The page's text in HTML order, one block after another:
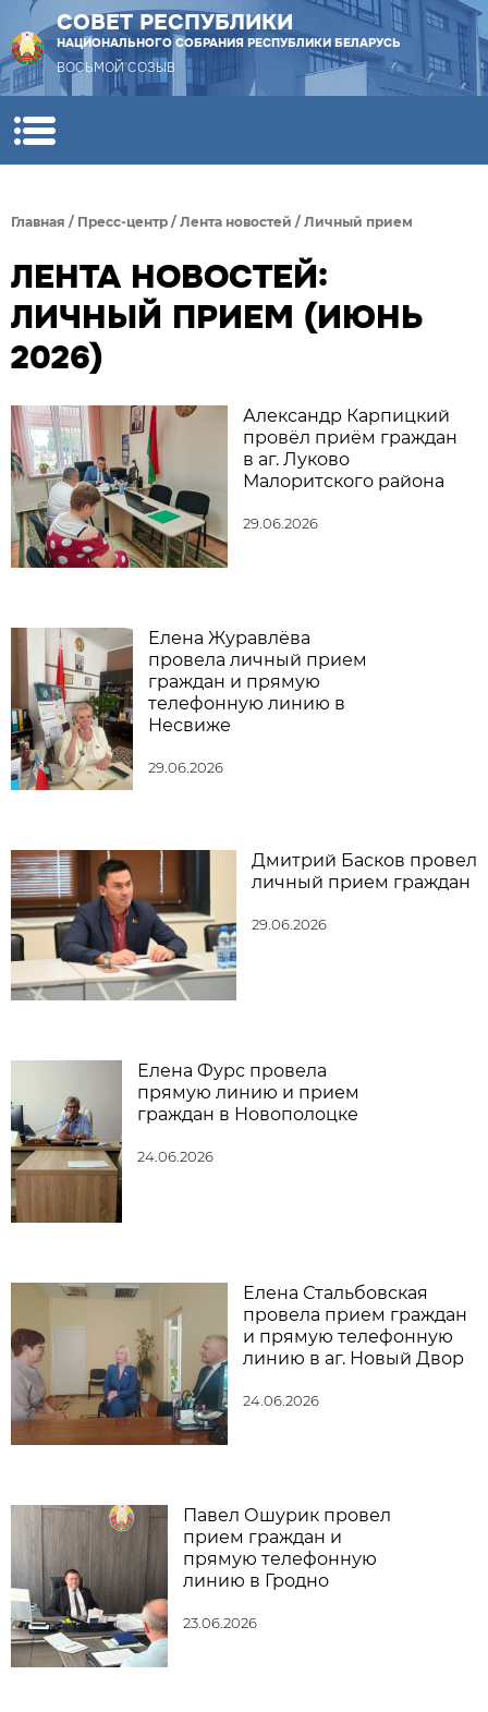
СОВЕТ РЕСПУБЛИКИ
НАЦИОНАЛЬНОГО СОБРАНИЯ РЕСПУБЛИКИ БЕЛАРУСЬ
ВОСЬМОЙ СОЗЫВ
Главная / Пресс-центр / Лента новостей / Личный прием
ЛЕНТА НОВОСТЕЙ:
ЛИЧНЫЙ ПРИЕМ (ИЮНЬ
2026)
Александр Карпицкий
провёл приём граждан
в аг. Луково
Малоритского района
29.06.2026
Елена Журавлёва
провела личный прием
граждан и прямую
телефонную линию в
Несвиже
29.06.2026
Дмитрий Басков провел
личный прием граждан
29.06.2026
Елена Фурс провела
прямую линию и прием
граждан в Новополоцке
24.06.2026
Елена Стальбовская
провела прием граждан
и прямую телефонную
линию в аг. Новый Двор
24.06.2026
Павел Ошурик провел
прием граждан и
прямую телефонную
линию в Гродно
23.06.2026